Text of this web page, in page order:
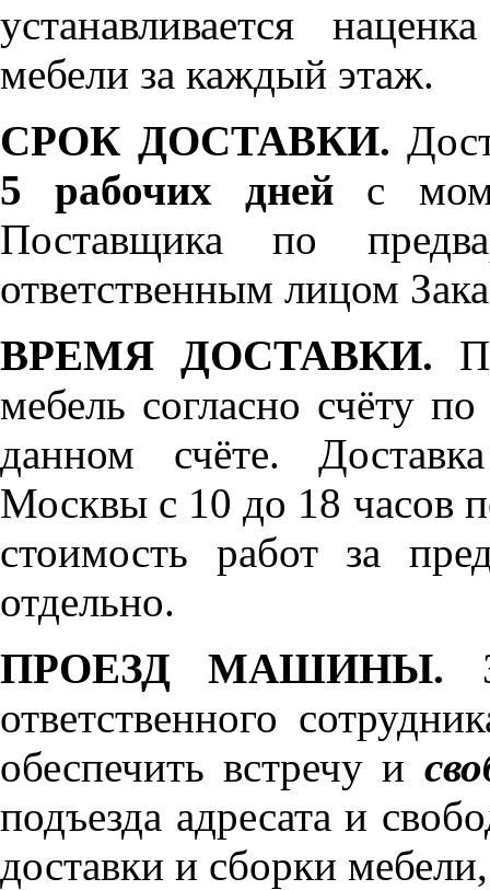
устанавливается
мебели за каждый этаж.
СРОК ДОСТАВКИ.
5 рабочих дней с
Поставщика по
ответственным лицом
ВРЕМЯ ДОСТАВКИ.
мебель согласно счёту
данном счёте.
Москвы с 10 до 18 часов
стоимость работ за
отдельно.
ПРОЕЗД МАШИНЫ.
ответственного
обеспечить встречу и
подъезда адресата и
доставки и сборки